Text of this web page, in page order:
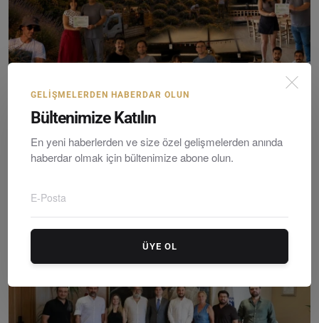
Bodrum Belediyesi Gençlik Tarım Kampı’nın İkinci Dön...
GELIŞMELERDEN HABERDAR OLUN
Bültenimize Katılın
En yeni haberlerden ve size özel gelişmelerden anında
haberdar olmak için bültenimize abone olun.
ÜYE OL